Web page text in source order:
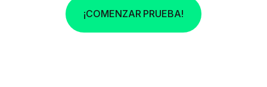
¡COMENZAR PRUEBA!